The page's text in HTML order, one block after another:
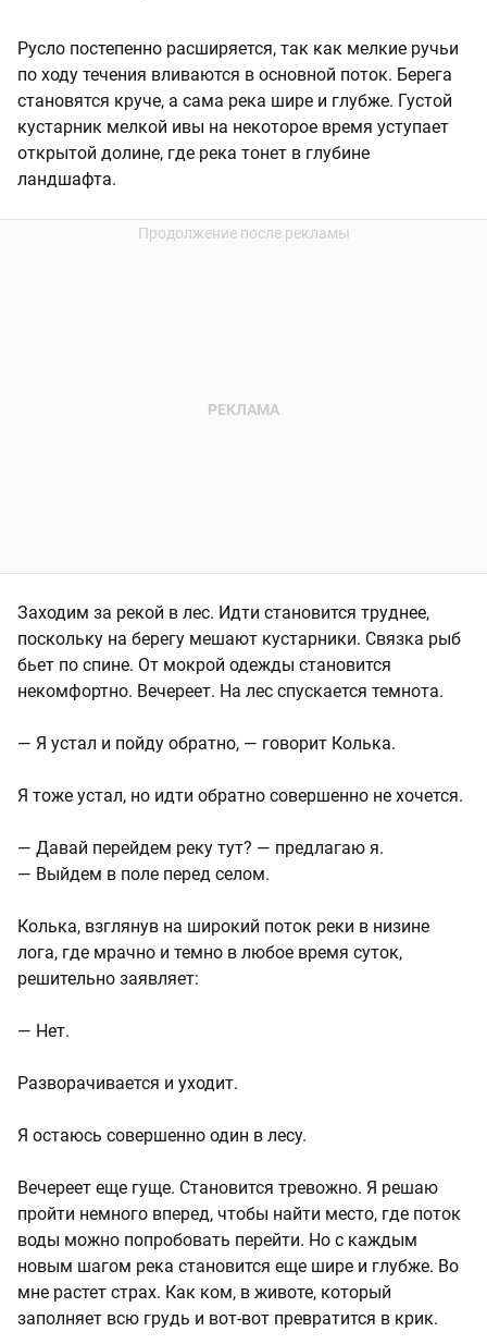
Русло постепенно расширяется, так как мелкие ручьи
по ходу течения вливаются в основной поток. Берега
становятся круче, а сама река шире и глубже. Густой
кустарник мелкой ивы на некоторое время уступает
открытой долине, где река тонет в глубине
ландшафта.
Заходим за рекой в лес. Идти становится труднее,
поскольку на берегу мешают кустарники. Связка рыб
бьет по спине. От мокрой одежды становится
некомфортно. Вечереет. На лес спускается темнота.
— Я устал и пойду обратно, — говорит Колька.
Я тоже устал, но идти обратно совершенно не хочется.
— Давай перейдем реку тут? — предлагаю я.
— Выйдем в поле перед селом.
Колька, взглянув на широкий поток реки в низине
лога, где мрачно и темно в любое время суток,
решительно заявляет:
— Нет.
Разворачивается и уходит.
Я остаюсь совершенно один в лесу.
Вечереет еще гуще. Становится тревожно. Я решаю
пройти немного вперед, чтобы найти место, где поток
воды можно попробовать перейти. Но с каждым
новым шагом река становится еще шире и глубже. Во
мне растет страх. Как ком, в животе, который
заполняет всю грудь и вот-вот превратится в крик.